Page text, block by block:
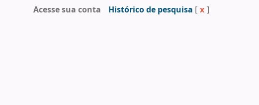
Acesse sua conta Histórico de pesquisa [ x ]